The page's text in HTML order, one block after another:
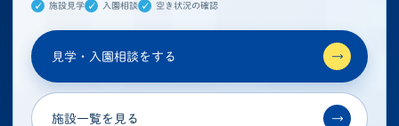
施設見学 入園相談 空き状況の確認
見学・入園相談をする →
施設一覧を見る →